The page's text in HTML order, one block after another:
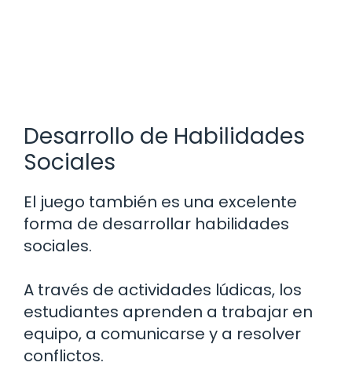
Desarrollo de Habilidades
Sociales
El juego también es una excelente
forma de desarrollar habilidades
sociales.
A través de actividades lúdicas, los
estudiantes aprenden a trabajar en
equipo, a comunicarse y a resolver
conflictos.